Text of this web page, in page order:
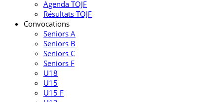
Agenda TOJF
Résultats TOJF
Convocations
Seniors A
Seniors B
Seniors C
Seniors F
U18
U15
U15 F